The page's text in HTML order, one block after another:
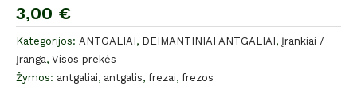
3,00 €
Kategorijos: ANTGALIAI, DEIMANTINIAI ANTGALIAI, Įrankiai /
Įranga, Visos prekės
Žymos: antgaliai, antgalis, frezai, frezos